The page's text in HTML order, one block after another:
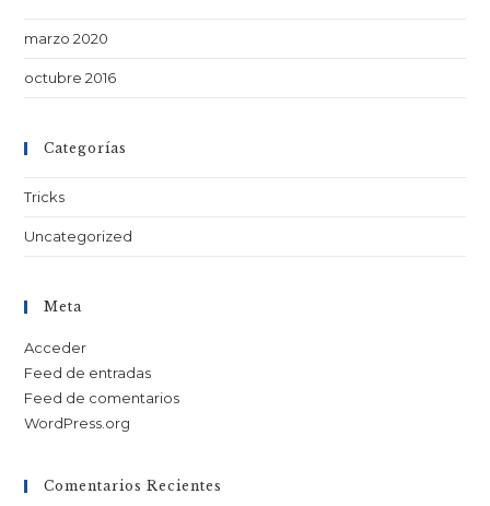
marzo 2020
octubre 2016
Categorías
Tricks
Uncategorized
Meta
Acceder
Feed de entradas
Feed de comentarios
WordPress.org
Comentarios Recientes